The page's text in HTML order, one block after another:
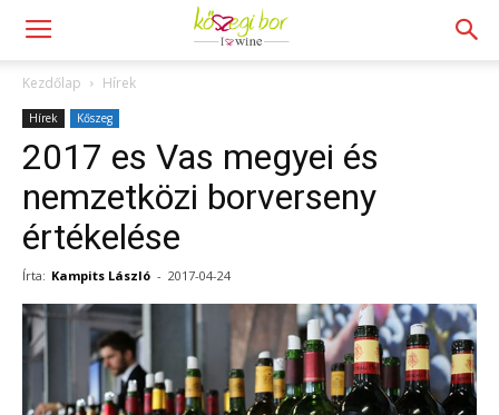
Kezdőlap Hírek
Hírek Kőszeg
2017 es Vas megyei és
nemzetközi borverseny
értékelése
Írta: Kampits László - 2017-04-24